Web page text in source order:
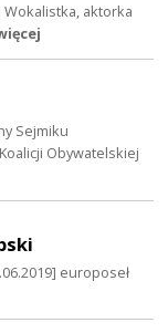
Wokalistka, aktorka
Sejmiku
Obywatelskiej
europoseł